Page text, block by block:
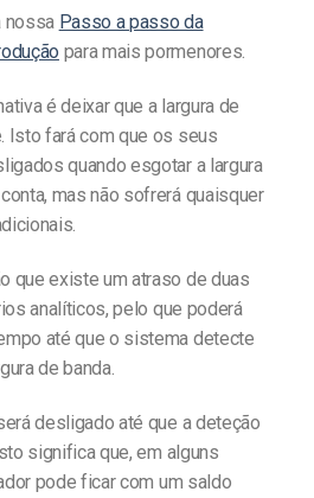
nossa Passo a passo da
para mais pormenores.
é deixar que a largura de
Isto fará com que os seus
quando esgotar a largura
mas não sofrerá quaisquer
que existe um atraso de duas
analíticos, pelo que poderá
até que o sistema detecte
de banda.
desligado até que a deteção
significa que, em alguns
pode ficar com um saldo